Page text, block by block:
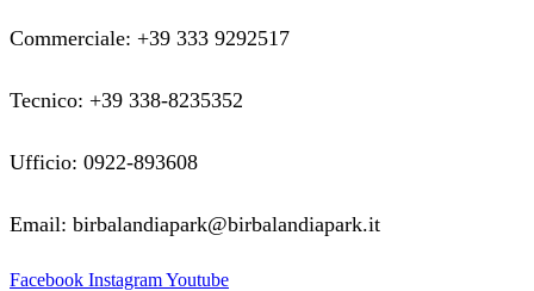
Commerciale: +39 333 9292517
Tecnico: +39 338-8235352
Ufficio: 0922-893608
Email: birbalandiapark@birbalandiapark.it
Facebook InstagramYoutube